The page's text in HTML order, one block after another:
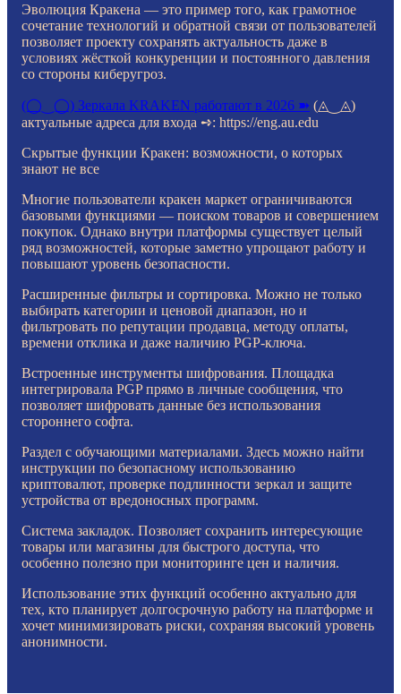
Эволюция Кракена — это пример того, как грамотное
сочетание технологий и обратной связи от пользователей
позволяет проекту сохранять актуальность даже в
условиях жёсткой конкуренции и постоянного давления
со стороны киберугроз.
(◯‿◯) Зеркала KRAKEN работают в 2026 ➽ (◬‿◬)
актуальные адреса для входа ➺: https://eng.au.edu
Скрытые функции Кракен: возможности, о которых
знают не все
Многие пользователи кракен маркет ограничиваются
базовыми функциями — поиском товаров и совершением
покупок. Однако внутри платформы существует целый
ряд возможностей, которые заметно упрощают работу и
повышают уровень безопасности.
Расширенные фильтры и сортировка. Можно не только
выбирать категории и ценовой диапазон, но и
фильтровать по репутации продавца, методу оплаты,
времени отклика и даже наличию PGP-ключа.
Встроенные инструменты шифрования. Площадка
интегрировала PGP прямо в личные сообщения, что
позволяет шифровать данные без использования
стороннего софта.
Раздел с обучающими материалами. Здесь можно найти
инструкции по безопасному использованию
криптовалют, проверке подлинности зеркал и защите
устройства от вредоносных программ.
Система закладок. Позволяет сохранить интересующие
товары или магазины для быстрого доступа, что
особенно полезно при мониторинге цен и наличия.
Использование этих функций особенно актуально для
тех, кто планирует долгосрочную работу на платформе и
хочет минимизировать риски, сохраняя высокий уровень
анонимности.